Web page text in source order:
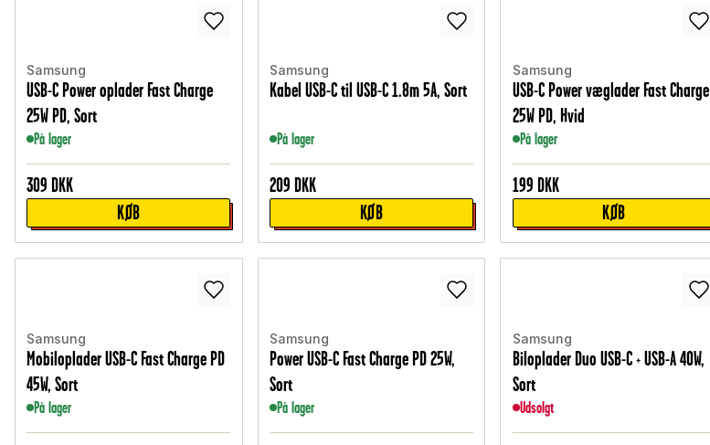
Samsung
USB-C Power oplader Fast Charge
25W PD, Sort
På lager
309 DKK
KØB
Samsung
Kabel USB-C til USB-C 1.8m 5A, Sort
På lager
209 DKK
KØB
Samsung
USB-C Power væglader Fast Charge
25W PD, Hvid
På lager
199 DKK
KØB
Samsung
Mobiloplader USB-C Fast Charge PD
45W, Sort
På lager
Samsung
Power USB-C Fast Charge PD 25W,
Sort
På lager
Samsung
Biloplader Duo USB-C + USB-A 40W,
Sort
Udsolgt